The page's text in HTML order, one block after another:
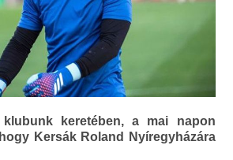
keretében, a mai napon
Kersák Roland Nyíregyházára